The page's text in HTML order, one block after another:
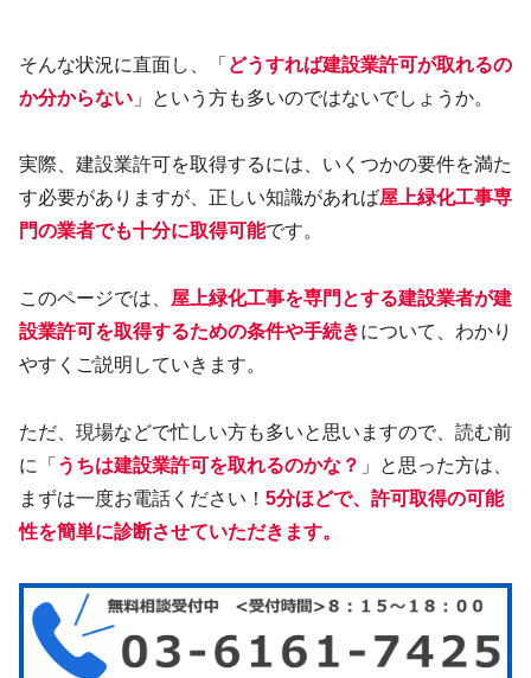
そんな状況に直面し、「 どうすれば建設業許可が取れるの
か分からない 」という方も多いのではないでしょうか。
実際、建設業許可を取得するには、いくつかの要件を満た
す必要がありますが、正しい知識があれば屋上緑化工事専
門の業者でも十分に取得可能です。
このページでは、 屋上緑化工事を専門とする建設業者が建
設業許可を取得するための条件や手続きについて、わかり
やすくご説明していきます。
ただ、現場などで忙しい方も多いと思いますので、読む前
に「 うちは建設業許可を取れるのかな？ 」と思った方は、
まずは一度お電話ください！ 5分ほどで、許可取得の可能
性を簡単に診断させていただきます。